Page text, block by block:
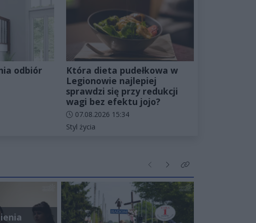
odbiór
Która dieta pudełkowa w
Legionowie najlepiej
sprawdzi się przy redukcji
wagi bez efektu jojo?
Data dodania artykułu:
07.08.2026 15:34
Kategorie artykułu:
Styl życia
Poprzednie
NastępneKliknij aby zobaczyć